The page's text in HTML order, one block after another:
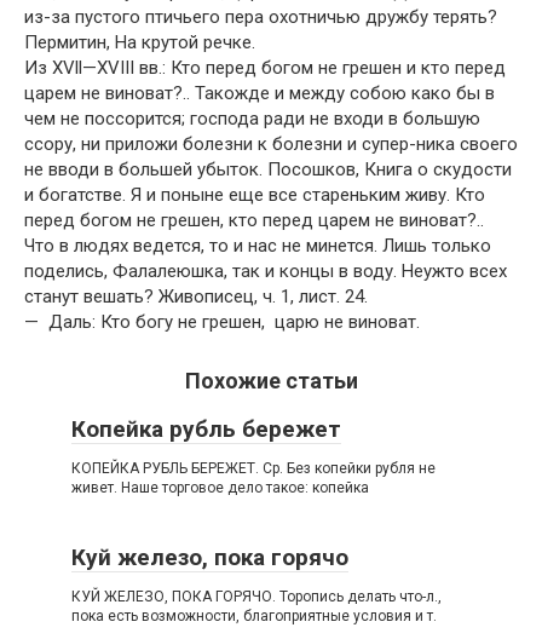
из-за пустого птичьего пера охотничью дружбу терять?
Пермитин, На крутой речке.
Из XVll—XVIII вв.: Кто перед богом не грешен и кто перед
царем не виноват?.. Такожде и между собою како бы в
чем не поссорится; господа ради не входи в большую
ссору, ни приложи болезни к болезни и супер-ника своего
не вводи в большей убыток. Посошков, Книга о скудости
и богатстве. Я и поныне еще все стареньким живу. Кто
перед богом не грешен, кто перед царем не виноват?..
Что в людях ведется, то и нас не минется. Лишь только
поделись, Фалалеюшка, так и концы в воду. Неужто всех
станут вешать? Живописец, ч. 1, лист. 24.
— Даль: Кто богу не грешен, царю не виноват.
Похожие статьи
Копейка рубль бережет
КОПЕЙКА РУБЛЬ БЕРЕЖЕТ. Ср. Без копейки рубля не
живет. Наше торговое дело такое: копейка
Куй железо, пока горячо
КУЙ ЖЕЛЕЗО, ПОКА ГОРЯЧО. Торопись делать что-л.,
пока есть возможности, благоприятные условия и т.